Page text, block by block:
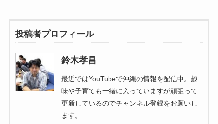
投稿者プロフィール
鈴木孝昌
最近ではYouTubeで沖縄の情報を配信中。趣
味や子育ても一緒に入っていますが頑張って
更新しているのでチャンネル登録をお願いし
ます。